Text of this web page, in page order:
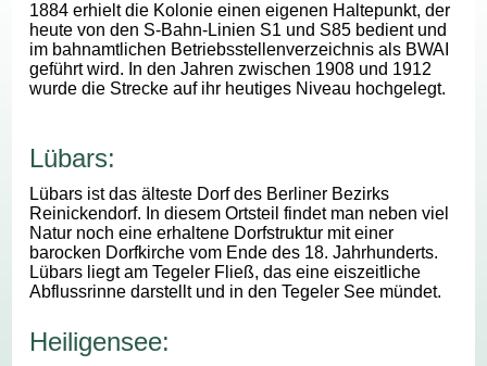
1884 erhielt die Kolonie einen eigenen Haltepunkt, der
heute von den S-Bahn-Linien S1 und S85 bedient und
im bahnamtlichen Betriebsstellenverzeichnis als BWAI
geführt wird. In den Jahren zwischen 1908 und 1912
wurde die Strecke auf ihr heutiges Niveau hochgelegt.
Lübars:
Lübars ist das älteste Dorf des Berliner Bezirks
Reinickendorf. In diesem Ortsteil findet man neben viel
Natur noch eine erhaltene Dorfstruktur mit einer
barocken Dorfkirche vom Ende des 18. Jahrhunderts.
Lübars liegt am Tegeler Fließ, das eine eiszeitliche
Abflussrinne darstellt und in den Tegeler See mündet.
Heiligensee: